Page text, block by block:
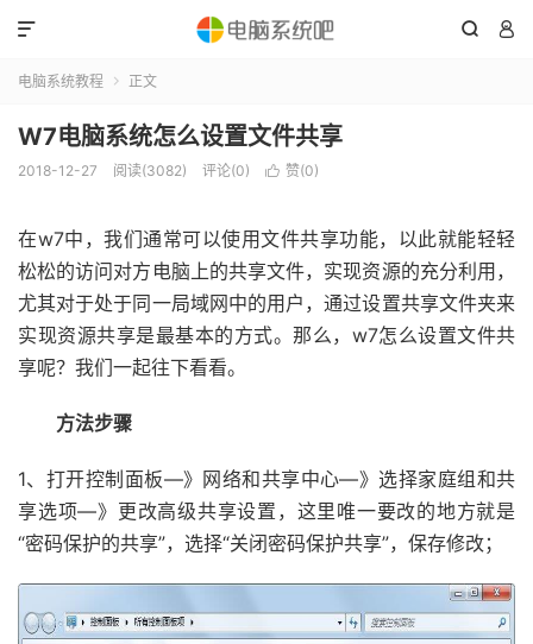
 

电脑系统教程  正文
W7电脑系统怎么设置文件共享
2018-12-27 阅读(3082) 评论(0)  赞(0)
在w7中，我们通常可以使用文件共享功能，以此就能轻轻
松松的访问对方电脑上的共享文件，实现资源的充分利用，
尤其对于处于同一局域网中的用户，通过设置共享文件夹来
实现资源共享是最基本的方式。那么，w7怎么设置文件共
享呢？我们一起往下看看。
方法步骤
1、打开控制面板—》网络和共享中心—》选择家庭组和共
享选项—》更改高级共享设置，这里唯一要改的地方就是
“密码保护的共享”，选择“关闭密码保护共享”，保存修改；